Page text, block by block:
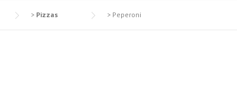
> Pizzas > Peperoni